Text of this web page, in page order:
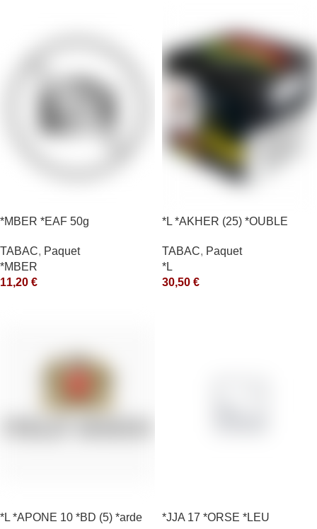
*MBER *EAF 50g
TABAC, Paquet
*MBER
11,20 €
*L *AKHER (25) *OUBLE
TABAC, Paquet
*L
30,50 €
*L *APONE 10 *BD (5) *arde
*JJA 17 *ORSE *LEU